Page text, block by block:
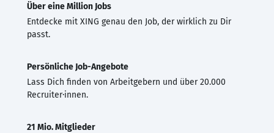
Über eine Million Jobs
Entdecke mit XING genau den Job, der wirklich zu Dir
passt.
Persönliche Job-Angebote
Lass Dich finden von Arbeitgebern und über 20.000
Recruiter·innen.
21 Mio. Mitglieder